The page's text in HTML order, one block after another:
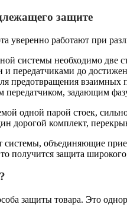
защите
уверенно работают при
системы необходимо две
передатчиками до
предотвращения взаимных
передатчиком, задающим
одной парой стоек,
дорогой комплект,
системы, объединяющие
получится защита
защиты товара. Это